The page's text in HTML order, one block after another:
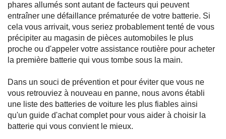
phares allumés sont autant de facteurs qui peuvent
entraîner une défaillance prématurée de votre batterie. Si
cela vous arrivait, vous seriez probablement tenté de vous
précipiter au magasin de pièces automobiles le plus
proche ou d'appeler votre assistance routière pour acheter
la première batterie qui vous tombe sous la main.
Dans un souci de prévention et pour éviter que vous ne
vous retrouviez à nouveau en panne, nous avons établi
une liste des batteries de voiture les plus fiables ainsi
qu'un guide d'achat complet pour vous aider à choisir la
batterie qui vous convient le mieux.